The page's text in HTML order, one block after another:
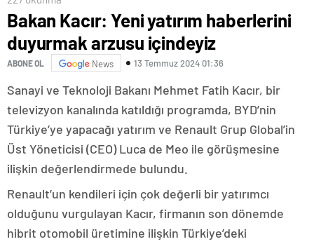
Bakan Kacır: Yeni yatırım haberlerini
duyurmak arzusu içindeyiz
ABONE OL News 13 Temmuz 2024 01:36
Sanayi ve Teknoloji Bakanı Mehmet Fatih Kacır, bir
televizyon kanalında katıldığı programda, BYD’nin
Türkiye’ye yapacağı yatırım ve Renault Grup Global’in
Üst Yöneticisi (CEO) Luca de Meo ile görüşmesine
ilişkin değerlendirmede bulundu.
Renault’un kendileri için çok değerli bir yatırımcı
olduğunu vurgulayan Kacır, firmanın son dönemde
hibrit otomobil üretimine ilişkin Türkiye’deki